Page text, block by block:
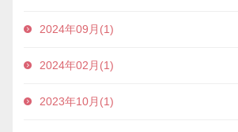
2024年09月(1)
2024年02月(1)
2023年10月(1)